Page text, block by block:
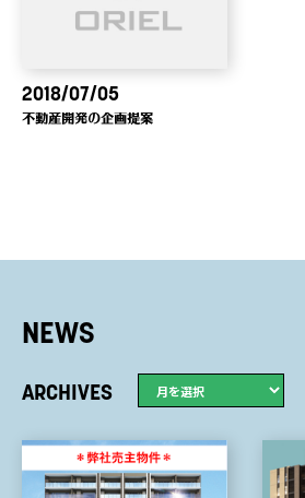
2018/07/05
不動産開発の企画提案
NEWS
ARCHIVES